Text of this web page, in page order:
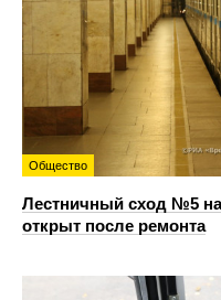
Общество
Лестничный сход №5
открыт после ремонта